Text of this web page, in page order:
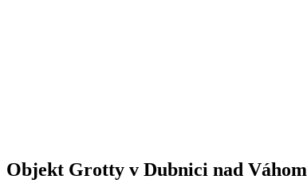
Objekt Grotty v Dubnici nad Váhom